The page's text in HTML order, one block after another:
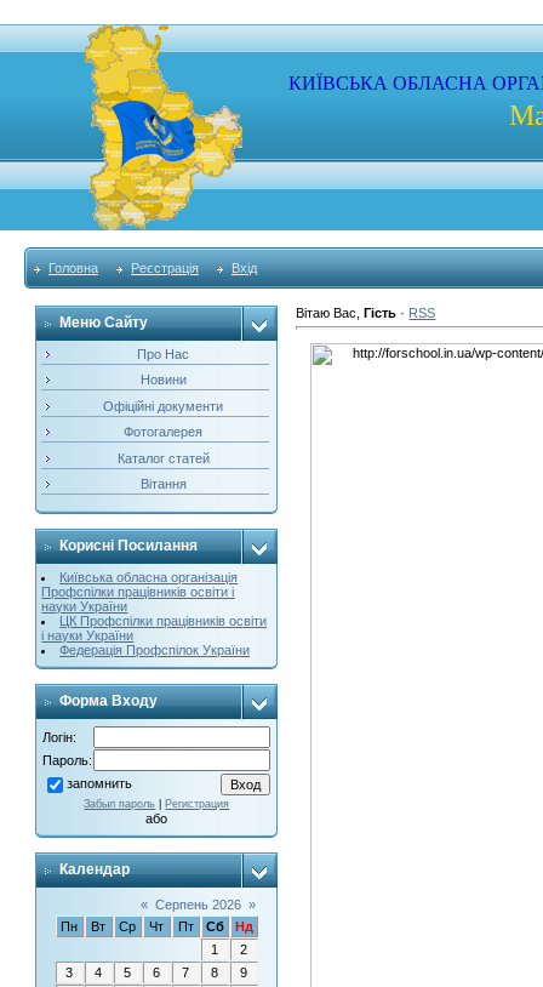
КИЇВСЬКА ОБЛАСНА
Головна Реєстрація Вхід
Меню Сайту
Про Нас
Новини
Офіційні документи
Фотогалерея
Каталог статей
Вітання
Корисні Посилання
Київська обласна організація
Профспілки працівників освіти і
науки України
ЦК Профспілки працівників освіти
і науки України
Федерація Профспілок України
Форма Входу
Логін:
Пароль:
запомнить
Забыл пароль Регистрация
або
Календар
« Серпень 2026 »
Пн
Вт Ср Чт Пт Сб
Нд
1
2
3
4 5 6 7 8
9
Вітаю Вас ,Гість · RSS